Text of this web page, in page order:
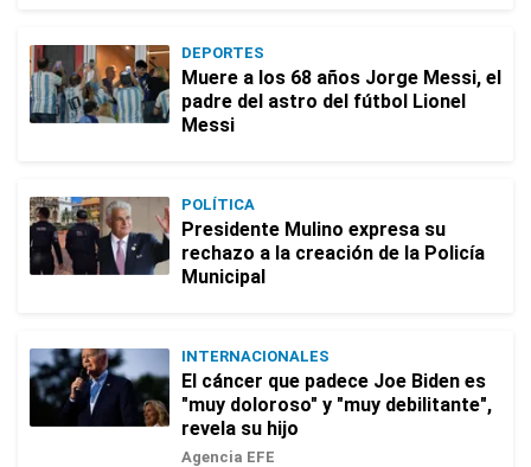
DEPORTES
Muere a los 68 años Jorge Messi, el
padre del astro del fútbol Lionel
Messi
POLÍTICA
Presidente Mulino expresa su
rechazo a la creación de la Policía
Municipal
INTERNACIONALES
El cáncer que padece Joe Biden es
"muy doloroso" y "muy debilitante",
revela su hijo
Agencia EFE